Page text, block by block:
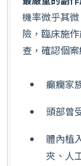
機率微乎其
險，臨床施
查，確認個案
癲癇家
頭部曾
體內植
夾、人